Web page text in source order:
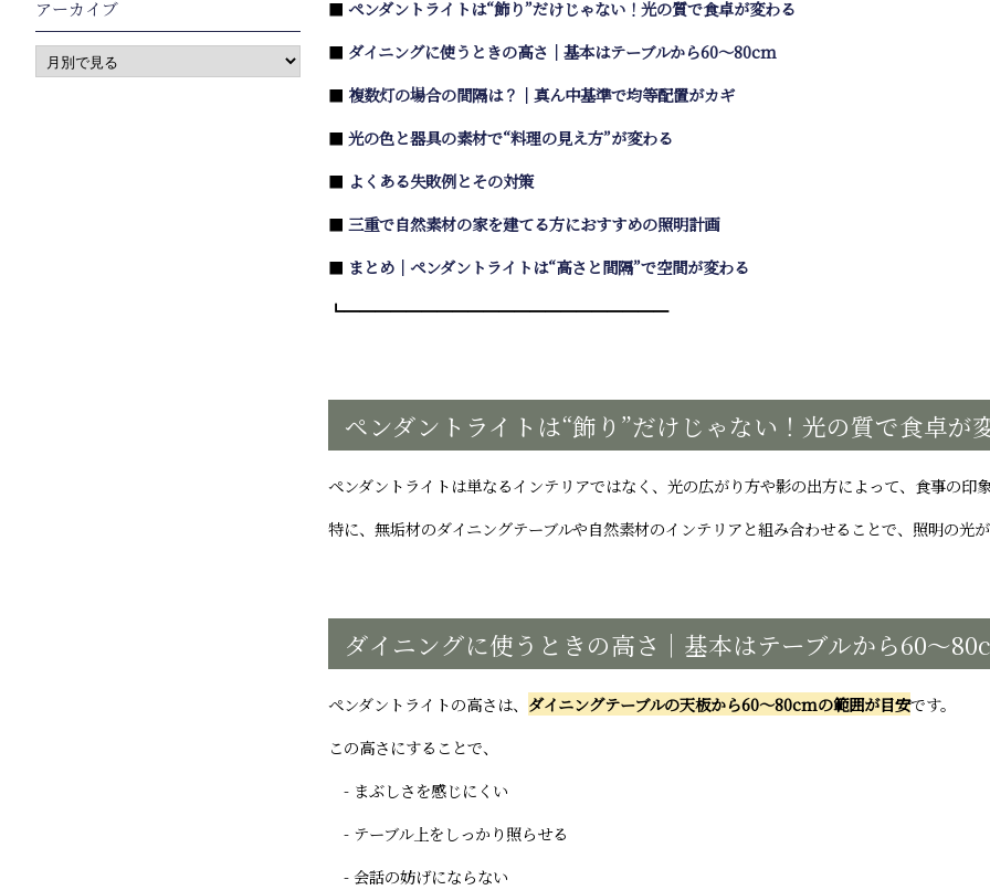
■ ペンダントライトは“飾り”だけじゃない！光の質で食卓が変わる
■ ダイニングに使うときの高さ｜基本はテーブルから60〜80cm
■ 複数灯の場合の間隔は？｜真ん中基準で均等配置がカギ
■ 光の色と器具の素材で“料理の見え方”が変わる
■ よくある失敗例とその対策
■ 三重で自然素材の家を建てる方におすすめの照明計画
■ まとめ｜ペンダントライトは“高さと間隔”で空間が変わる
┗━━━━━━━━━━━━━━━━━━━━━
ペンダントライトは“飾り”だけじゃない！光の質で食卓が
ペンダントライトは単なるインテリアではなく、光の広がり方や影の出方によって、食事の印
特に、無垢材のダイニングテーブルや自然素材のインテリアと組み合わせることで、照明の光
ダイニングに使うときの高さ｜基本はテーブルから60〜
ペンダントライトの高さは、 ダイニングテーブルの天板から60〜80cmの範囲が目安です。
この高さにすることで、
- まぶしさを感じにくい
- テーブル上をしっかり照らせる
- 会話の妨げにならない
アーカイブ